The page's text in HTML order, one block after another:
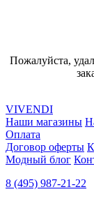
Пожалуйста,
VIVENDI
Наши магазины
Оплата
Договор оферты
Модный блог
8 (495) 987-21-22